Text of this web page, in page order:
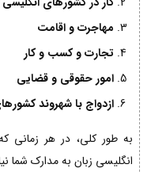
مهاجرت و اقامت
تجارت و کسب و کار
امور حقوقی و قضایی
ازدواج با شهروند
به طور کلی، در هر زمانی
انگلیسی زبان به مدارک شما